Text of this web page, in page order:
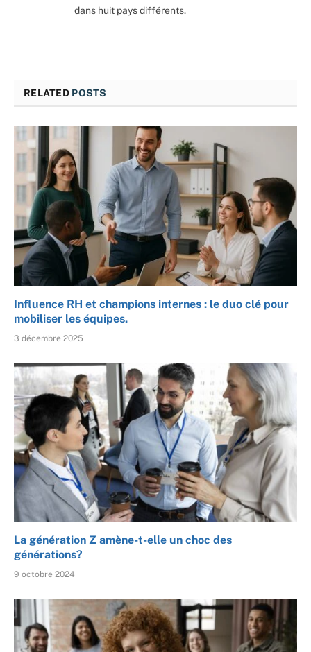
dans huit pays différents.
RELATED POSTS
Influence RH et champions internes : le duo clé pour
mobiliser les équipes.
3 décembre 2025
La génération Z amène-t-elle un choc des
générations?
9 octobre 2024